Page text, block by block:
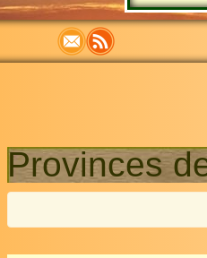
Provinces